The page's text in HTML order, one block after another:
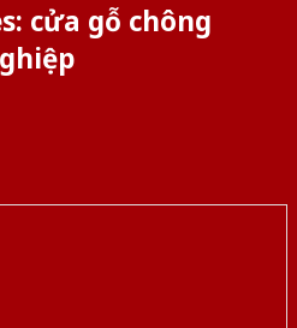
cửa gỗ chông